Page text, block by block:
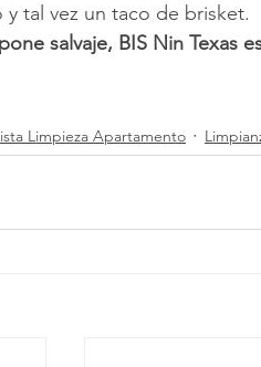
y tal vez un taco de brisket.
salvaje, BIS Nin Texas
Limpieza Apartamento